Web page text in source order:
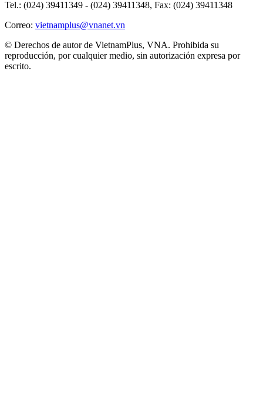
Tel.: (024) 39411349 - (024) 39411348, Fax: (024) 39411348
Correo: vietnamplus@vnanet.vn
© Derechos de autor de VietnamPlus, VNA. Prohibida su
reproducción, por cualquier medio, sin autorización expresa por
escrito.